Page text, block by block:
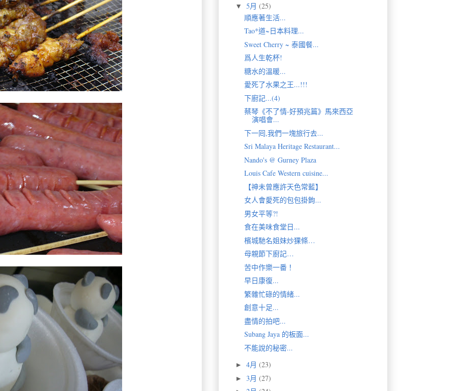
▼ 5月 (25)
順應著生活...
Tao*道~日本料理...
Sweet Cherry ~ 泰國餐...
爲人生乾杯!
糖水的溫暖...
愛死了水果之王...!!!
下廚記...(4)
蔡琴《不了情-好預兆篇》馬來西亞
演唱會...
下一囘,我們一塊旅行去...
Sri Malaya Heritage Restaurant...
Nando's @ Gurney Plaza
Louis Cafe Western cuisine...
【神未曾應許天色常藍】
女人會愛死的包包掛鉤...
男女平等?!
食在美味食堂日...
檳城馳名姐妹炒猓條…
母親節下廚記…
苦中作樂一番！
早日康復...
繁雜忙碌的情緒...
創意十足...
盡情的拍吧...
Subang Jaya 的板面...
不能說的秘密...
► 4月 (23)
► 3月 (27)